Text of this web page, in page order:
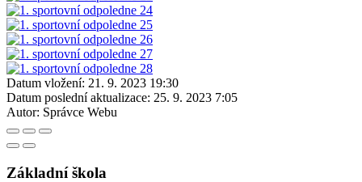
Datum vložení: 21. 9. 2023 19:30
Datum poslední aktualizace: 25. 9. 2023 7:05
Autor: Správce Webu
Základní škola